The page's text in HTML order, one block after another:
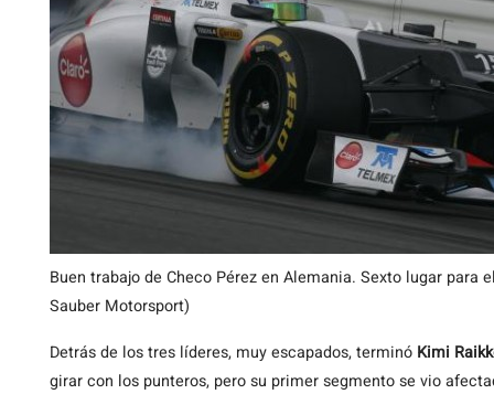
Buen trabajo de Checo Pérez en Alemania. Sexto lugar para
Sauber Motorsport)
Detrás de los tres líderes, muy escapados, terminó Kimi
girar con los punteros, pero su primer segmento se vio